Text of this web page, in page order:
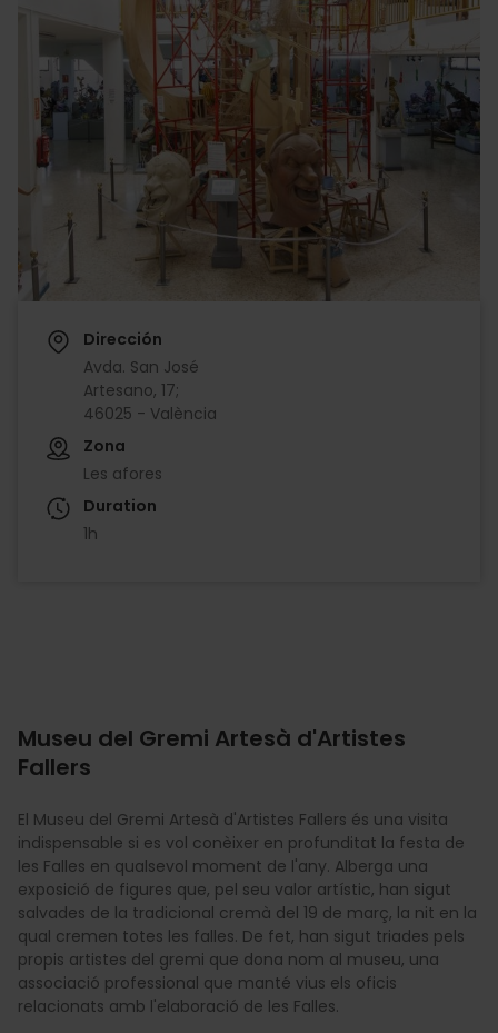
Dirección
Avda. San José
Artesano, 17;
46025 - València
Zona
Les afores
Duration
1h
Museu del Gremi Artesà d'Artistes
Fallers
El Museu del Gremi Artesà d'Artistes Fallers és una visita
indispensable si es vol conèixer en profunditat la festa de
les Falles en qualsevol moment de l'any. Alberga una
exposició de figures que, pel seu valor artístic, han sigut
salvades de la tradicional cremà del 19 de març, la nit en la
qual cremen totes les falles. De fet, han sigut triades pels
propis artistes del gremi que dona nom al museu, una
associació professional que manté vius els oficis
relacionats amb l'elaboració de les Falles.